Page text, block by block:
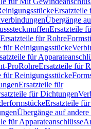
Ersatzteile
Übergänge
Ersatzteile
Ersatzteile für Rohre
für Reinigungsstücke
für
ProRohreErsatzteile für
für Reinigungsstücke
Ersatzteile für
für Dichtungen
Ersatzteile
Übergänge auf
für Apparateanschlüsse